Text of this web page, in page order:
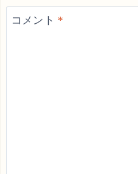
コメント *